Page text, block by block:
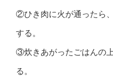
②ひき肉に火が通ったら
する。
③炊きあがったごはんの
る。